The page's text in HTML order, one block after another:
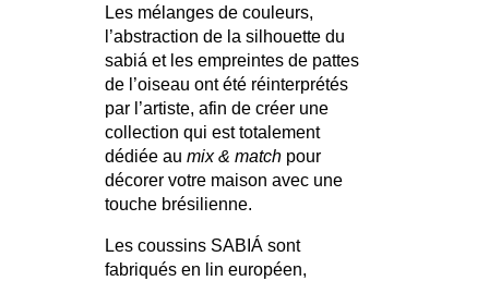
Les mélanges de couleurs,
l’abstraction de la silhouette du
sabiá et les empreintes de pattes
de l’oiseau ont été réinterprétés
par l’artiste, afin de créer une
collection qui est totalement
dédiée au mix & match pour
décorer votre maison avec une
touche brésilienne.
Les coussins SABIÁ sont
fabriqués en lin européen,